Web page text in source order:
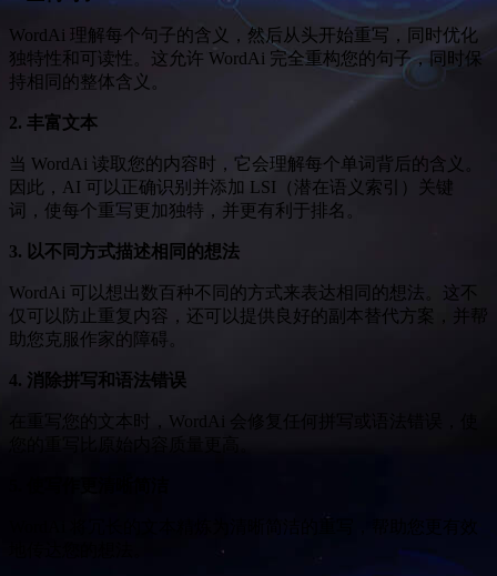
WordAi 理解每个句子的含义，然后从头开始重写，同时优化
独特性和可读性。这允许 WordAi 完全重构您的句子，同时保
持相同的整体含义。
2. 丰富文本
当 WordAi 读取您的内容时，它会理解每个单词背后的含义。
因此，AI 可以正确识别并添加 LSI（潜在语义索引）关键
词，使每个重写更加独特，并更有利于排名。
3. 以不同方式描述相同的想法
WordAi 可以想出数百种不同的方式来表达相同的想法。这不
仅可以防止重复内容，还可以提供良好的副本替代方案，并帮
助您克服作家的障碍。
4. 消除拼写和语法错误
在重写您的文本时，WordAi 会修复任何拼写或语法错误，使
WordAi 将冗长的文本精炼为清晰简洁的重写，帮助您更有效